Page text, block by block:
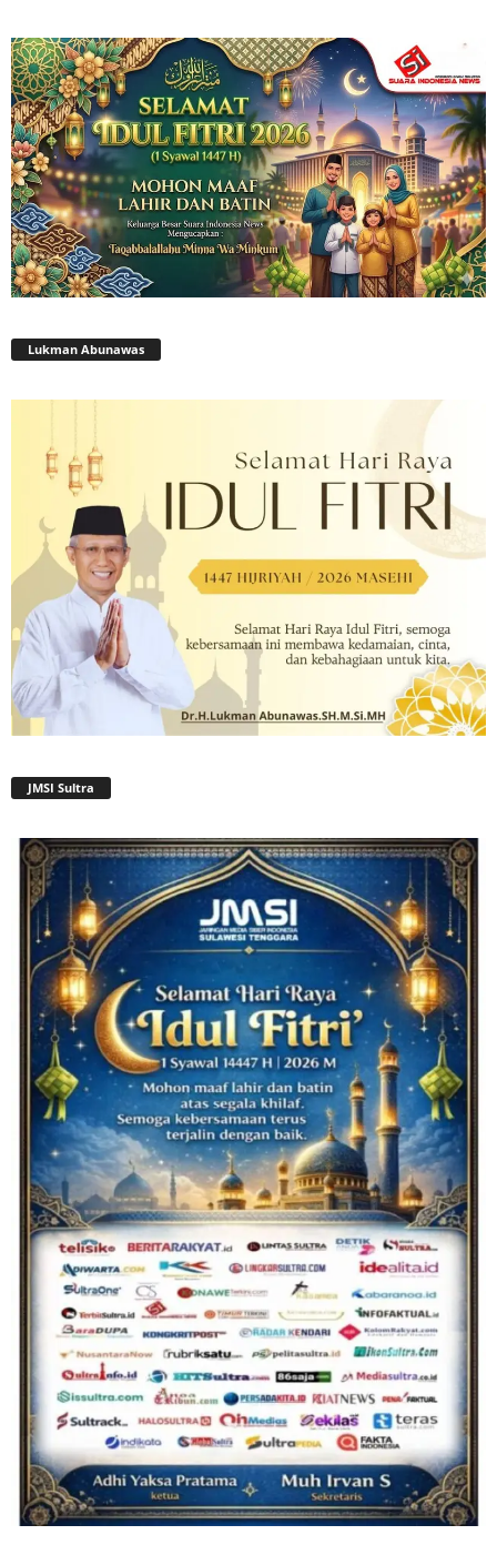
Lukman Abunawas
JMSI Sultra